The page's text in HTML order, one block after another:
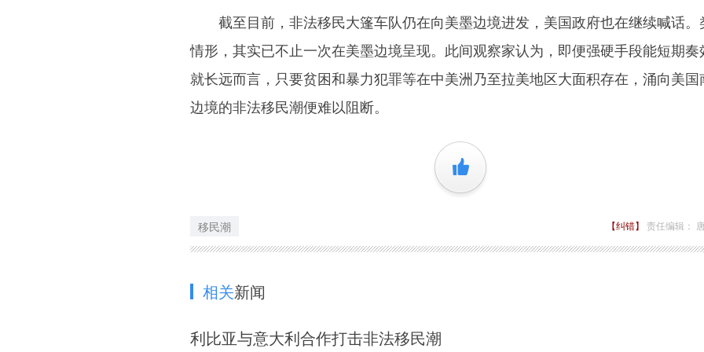
截至目前，非法移民大篷车队仍在向美墨边境进发，美国政府也在继续喊话。
情形，其实已不止一次在美墨边境呈现。此间观察家认为，即便强硬手段能短期奏
就长远而言，只要贫困和暴力犯罪等在中美洲乃至拉美地区大面积存在，涌向美国
边境的非法移民潮便难以阻断。
+1
移民潮 【纠错】 责任编辑：
相关新闻
利比亚与意大利合作打击非法移民潮